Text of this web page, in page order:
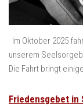
Im Oktober 2025
unserem
Die Fahrt bringt
Friedensgebet in